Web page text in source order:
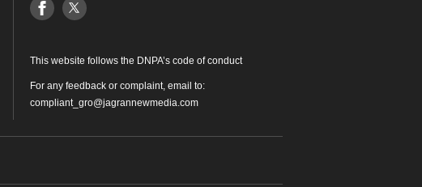
This website follows the DNPA’s code of conduct
For any feedback or complaint, email to:
compliant_gro@jagrannewmedia.com